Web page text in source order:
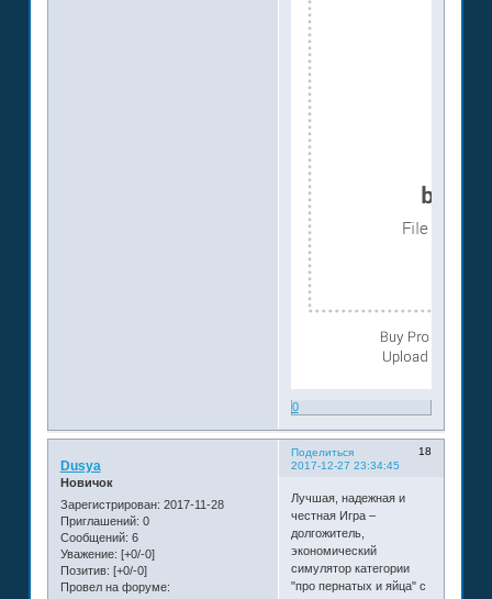
0
Поделиться
18
2017-12-27 23:34:45
Dusya
Новичок
Зарегистрирован: 2017-11-28
Приглашений: 0
Сообщений: 6
Уважение: [+0/-0]
Позитив: [+0/-0]
Провел на форуме:
Лучшая, надежная и
честная Игра –
долгожитель,
экономический
симулятор категории
"про пернатых и яйца" с